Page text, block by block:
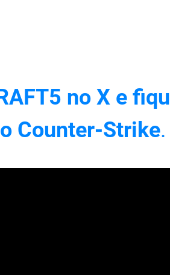
no X e
Counter-Strike.